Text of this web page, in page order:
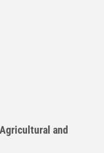
and